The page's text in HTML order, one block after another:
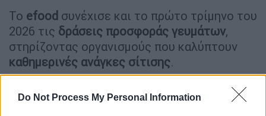
Do Not Process My Personal Information
Το efood συνέχισε και το πρώτο τρίμηνο του
2026 τις δράσεις προσφοράς γευμάτων,
στηρίζοντας οργανισμούς που καλύπτουν
καθημερινές ανάγκες σίτισης.
Μέσα από τησυνεργασία με το Humanity